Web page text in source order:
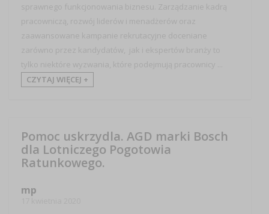
sprawnego funkcjonowania biznesu. Zarządzanie kadrą
pracowniczą, rozwój liderów i menadżerów oraz
zaawansowane kampanie rekrutacyjne doceniane
zarówno przez kandydatów, jak i ekspertów branży to
tylko niektóre wyzwania, które podejmują pracownicy ...
CZYTAJ WIĘCEJ +
Pomoc uskrzydla. AGD marki Bosch
dla Lotniczego Pogotowia
Ratunkowego.
mp